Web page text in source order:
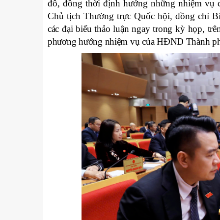
đô, đồng thời định hướng những nhiệm
Chủ tịch Thường trực Quốc hội, đồng chí
các đại biểu thảo luận ngay trong kỳ họp,
phương hướng nhiệm vụ của HĐND Thành